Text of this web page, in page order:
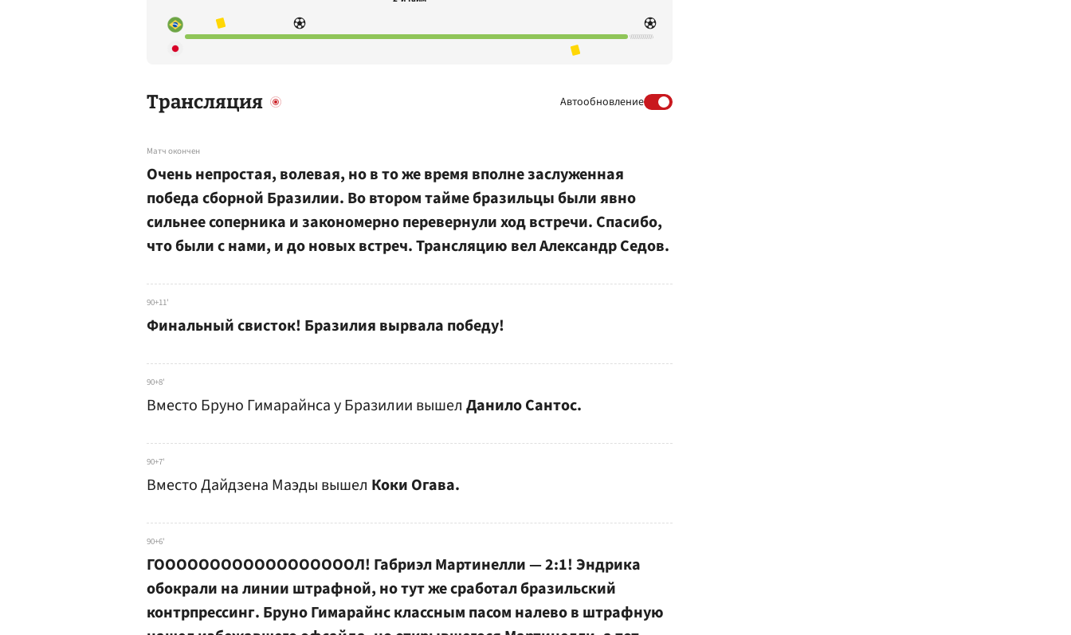
Трансляция Автообновление
Матч окончен
Очень непростая, волевая, но в то же время вполне заслуженная
победа сборной Бразилии. Во втором тайме бразильцы были явно
сильнее соперника и закономерно перевернули ход встречи. Спасибо,
что были с нами, и до новых встреч. Трансляцию вел Александр Седов.
90+11'
Финальный свисток! Бразилия вырвала победу!
90+8'
Вместо Бруно Гимарайнса у Бразилии вышел Данило Сантос.
90+7'
Вместо Дайдзена Маэды вышел Коки Огава.
90+6'
ГООООООООООООООООООЛ! Габриэл Мартинелли — 2:1! Эндрика
обокрали на линии штрафной, но тут же сработал бразильский
контрпрессинг. Бруно Гимарайнс классным пасом налево в штрафную